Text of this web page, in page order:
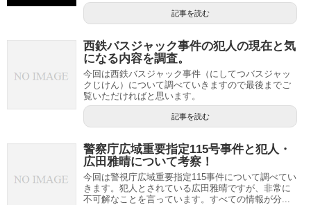
記事を読む
西鉄バスジャック事件の犯人の現在と気
になる内容を調査。
今回は西鉄バスジャック事件（にしてつバスジャッ
クじけん）について調べていきますので最後までご
覧いただければと思います。
記事を読む
警察庁広域重要指定115号事件と犯人・
広田雅晴について考察！
今回は警視庁広域重要指定115事件について調べてい
きます。犯人とされている広田雅晴ですが、非常に
不可解なことを言っています。すべての情報が分...